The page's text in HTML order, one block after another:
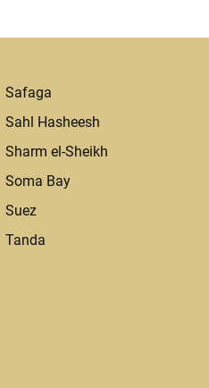
Safaga
Sahl Hasheesh
Sharm el-Sheikh
Soma Bay
Suez
Tanda